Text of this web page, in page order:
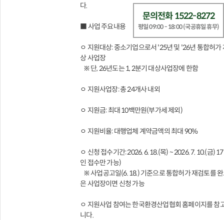
다.
■ 사업 주요내용
ㅇ 지원대상: 중소기업으로서 '25년 및 '26년 통합허가
상 사업장
※ 단, 26년도는 1, 2분기 대상사업장에 한함
ㅇ 지원사업장: 총 24개사 내외
ㅇ 지원금: 최대 10백만원(부가세 제외)
ㅇ 지원비율: 대행업체 계약금액의 최대 90%
ㅇ 신청 접수기간: 2026. 6. 18.(목) ~ 2026. 7. 10.(금)
인 접수만 가능)
※ 사업공고일(6. 18.) 기준으로 통합허가 재검토를
은 사업장이면 신청 가능
ㅇ 지원사업 참여는 한국환경산업협회 홈페이지를 참
니다.
문의전화 1522-8272
평일 09:00 - 18:00 (국공휴일 휴무)